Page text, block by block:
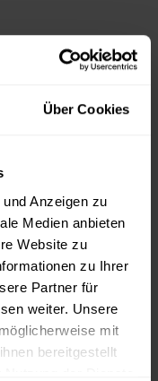
Über Cookies
Anzeigen zu
Medien anbieten
Website zu
zu Ihrer
Partner für
weiter. Unsere
mit
bereitgestellt
ALLERGIE
BEIKOSTSTART
EI